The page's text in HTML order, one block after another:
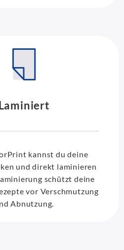
kannst du deine
und direkt laminieren
schützt deine
vor Verschmutzung
Abnutzung.